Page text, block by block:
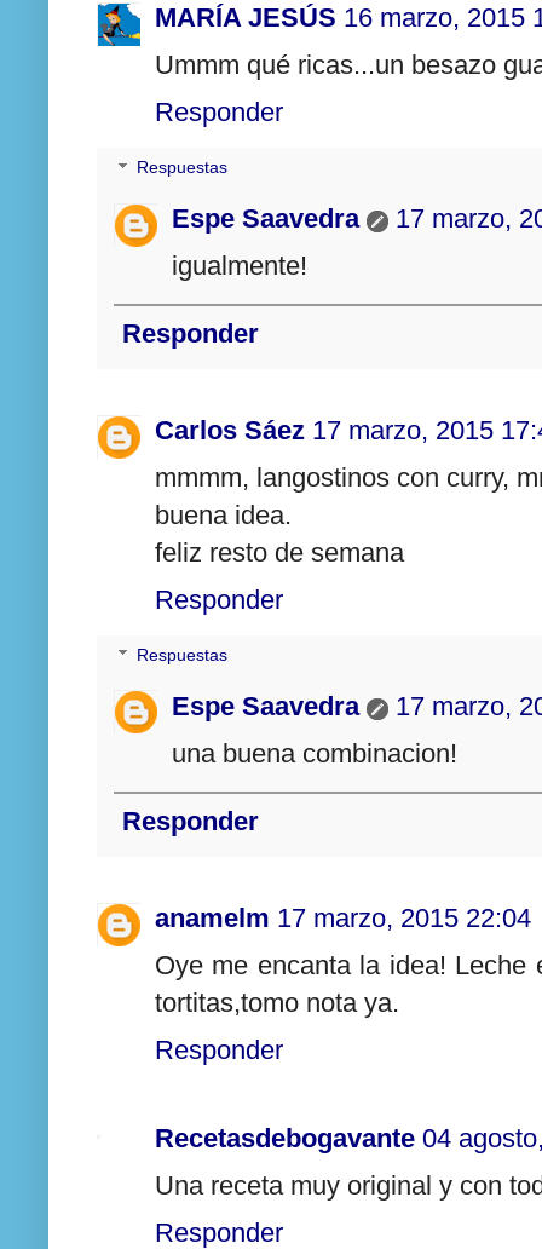
MARÍA JESÚS 16 marzo, 2015
Ummm qué ricas...un besazo
Responder
Respuestas
Espe Saavedra
17 marzo,
igualmente!
Responder
Carlos Sáez 17 marzo, 2015
mmmm, langostinos con curry,
buena idea.
feliz resto de semana
Responder
Respuestas
Espe Saavedra
17 marzo,
una buena combinacion!
Responder
anamelm 17 marzo, 2015 22:04
Oye me encanta la idea! Leche
tortitas,tomo nota ya.
Responder
Recetasdebogavante 04
Una receta muy original y con
Responder